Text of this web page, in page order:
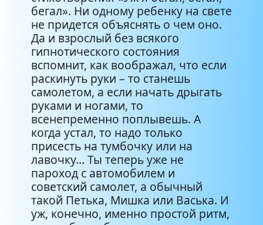
бегал». Ни одному ребенку на свете
не придется объяснять о чем оно.
Да и взрослый без всякого
гипнотического состояния
вспомнит, как воображал, что если
раскинуть руки – то станешь
самолетом, а если начать дрыгать
руками и ногами, то
всенепременно поплывешь. А
когда устал, то надо только
присесть на тумбочку или на
лавочку… Ты теперь уже не
пароход с автомобилем и
советский самолет, а обычный
такой Петька, Мишка или Васька. И
уж, конечно, именно простой ритм,